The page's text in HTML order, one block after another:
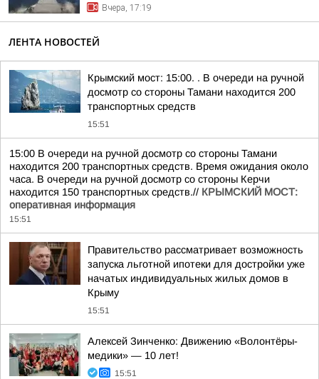
Вчера, 17:19
ЛЕНТА НОВОСТЕЙ
Крымский мост: 15:00. . В очереди на ручной
досмотр со стороны Тамани находится 200
транспортных средств
15:51
15:00 В очереди на ручной досмотр со стороны Тамани
находится 200 транспортных средств. Время ожидания около
часа. В очереди на ручной досмотр со стороны Керчи
находится 150 транспортных средств.// КРЫМСКИЙ МОСТ:
оперативная информация
15:51
Правительство рассматривает возможность
запуска льготной ипотеки для достройки уже
начатых индивидуальных жилых домов в
Крыму
15:51
Алексей Зинченко: Движению «Волонтёры-
медики» — 10 лет!
15:51